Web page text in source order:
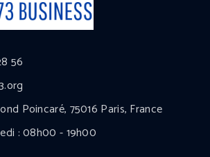
56
Poincaré, 75016 Paris, France
: 08h00 - 19h00